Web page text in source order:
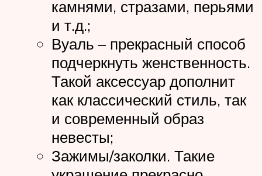
камнями, стразами, перьями
и т.д.;
Вуаль – прекрасный способ
подчеркнуть женственность.
Такой аксессуар дополнит
как классический стиль, так
и современный образ
невесты;
Зажимы/заколки. Такие